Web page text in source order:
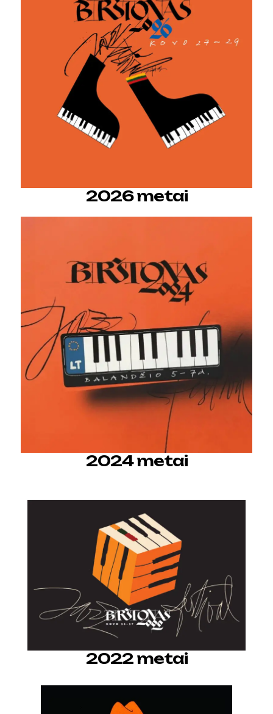
2026 metai
2024 metai
2022 metai